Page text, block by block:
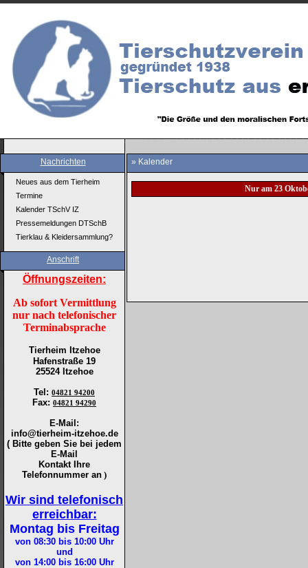
Nachrichten
Neues aus dem Tierheim
Termine
Kalender TSchV IZ
Pressemeldungen DTSchB
Tierklau & Kleidersammlung?
Anschrift
Öffnungszeiten:
Ab sofort Vermittlung
nur nach telefonischer
Terminabsprache
Tierheim Itzehoe
Hafenstraße 19
25524 Itzehoe
Tel : 04821 94200
Fax: 04821 94290
E-Mail:
info@tierheim-itzehoe.de
( Bitte geben Sie bei jedem
E-Mail
Kontakt Ihre
Telefonnummer an )
Wir sind telefonisch
erreichbar:
Montag bis Freitag
von 08:30 bis 10:00Uhr
und
von 14:00 bis 16:00Uhr
» Kalender
Nur am 23